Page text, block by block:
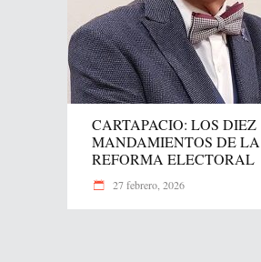
CARTAPACIO: LOS DIEZ
MANDAMIENTOS DE LA
REFORMA ELECTORAL
27 febrero, 2026